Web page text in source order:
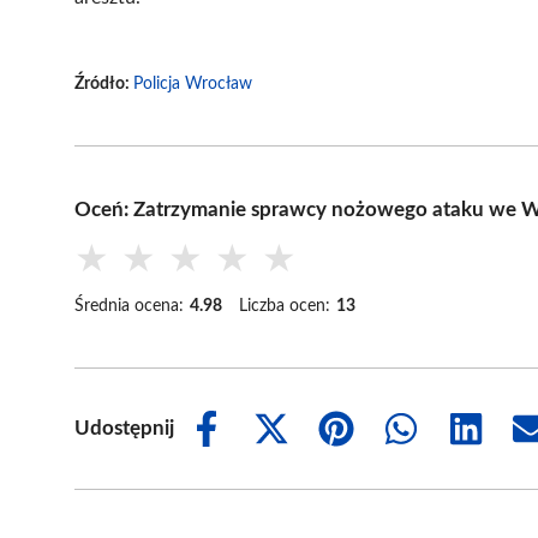
Źródło: Policja Wrocław
Oceń: Zatrzymanie sprawcy nożowego ataku we
★ ★ ★ ★ ★
Średnia ocena: 4.98 Liczba ocen: 13
Udostępnij
Share
Share
(Twitter)
Share
Share
Share